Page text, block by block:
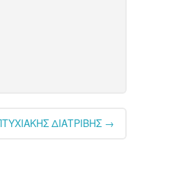
ΔΙΑΤΡΙΒΗΣ →